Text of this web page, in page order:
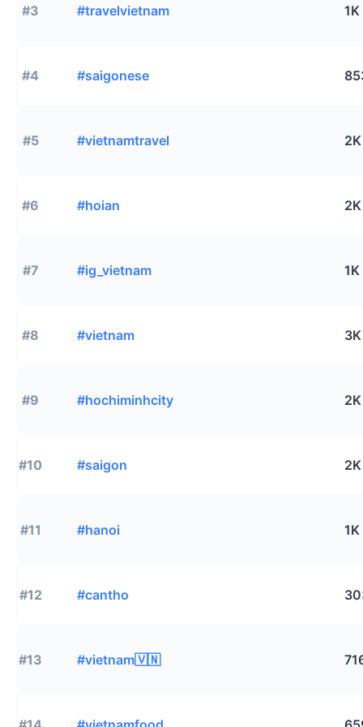
#3 #travelvietnam 1K
#4 #saigonese
#5 #vietnamtravel 2K
#6 #hoian 2K
#7 #ig_vietnam 1K
#8 #vietnam 3K
#9 #hochiminhcity 2K
#10 #saigon 2K
#11 #hanoi 1K
#12 #cantho
#13 #vietnam🇻🇳